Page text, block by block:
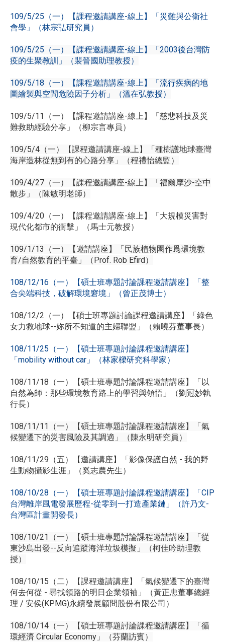
109/5/25（一）【課程邀請講座-線上】「災難與公衛社
會學」（林宗弘研究員）
109/5/25（一）【課程邀請講座-線上】「2003後台灣防
疫的生聚教訓」（裴晉國助理教授）
109/5/18（一）【課程邀請講座-線上】「流行疾病的地
圖繪製與空間危險因子分析」（溫在弘教授）
109/5/11（一）【課程邀請講座-線上】「慈悲科技及災
難救助經驗分享」（柳宗言專員）
109/5/4（一）【課程邀請講座-線上】「種樹護地球臺灣
海岸造林從無到有的心路分享」（程禮怡總監）
109/4/27（一）【課程邀請講座-線上】「福爾摩沙-空中
散步」（陳敏明老師）
109/4/20（一）【課程邀請講座-線上】「大規模災害對
現代化都市的衝擊」（馬士元教授）
109/1/13（一）【邀請講座】「民族植物園作爲環境教
育/自然教育的平臺」（Prof. Rob Efird）
108/12/16（一）【碩士班專題討論課程邀請講座】「整
合尖端科技，破解環境窘境」（曾正茂博士）
108/12/2（一）【碩士班專題討論課程邀請講座】「綠色
女力救地球--妳所不知道的主婦聯盟」（賴曉芬董事長）
108/11/25（一）【碩士班專題討論課程邀請講座】
「mobility without car」（林家樑研究科學家）
108/11/18（一）【碩士班專題討論課程邀請講座】「以
自然為師：那些環境教育路上的學習與領悟」（劉冠妙執
行長）
108/11/11（一）【碩士班專題討論課程邀請講座】「氣
候變遷下的災害風險及其調適」（陳永明研究員）
108/11/29（五）【邀請講座】「影像保護自然 - 我的野
生動物攝影生涯」（奚志農先生）
108/10/28（一）【碩士班專題討論課程邀請講座】「CIP
台灣離岸風電發展歷程-從零到一打造產業鏈」（許乃文-
台灣區計畫開發長）
108/10/21（一）【碩士班專題討論課程邀請講座】「從
東沙島出發--反向追蹤海洋垃圾模擬」（柯佳吟助理教
授）
108/10/15（二）【課程邀請講座】「氣候變遷下的臺灣
何去何從 - 尋找領路的明日企業領袖」（黃正忠董事總經
理 / 安侯(KPMG)永續發展顧問股份有限公司）
108/10/14（一）【碩士班專題討論課程邀請講座】「循
環經濟 Circular Economy」（芬蘭訪賓）